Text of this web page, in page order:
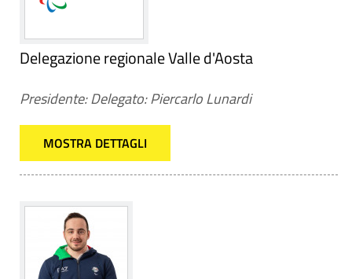
Delegazione regionale Valle d'Aosta
Presidente: Delegato: Piercarlo Lunardi
MOSTRA DETTAGLI